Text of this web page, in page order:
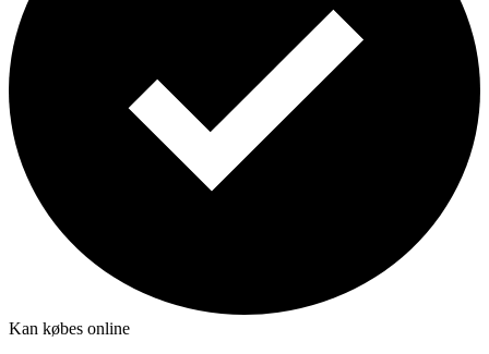
Kan købes online